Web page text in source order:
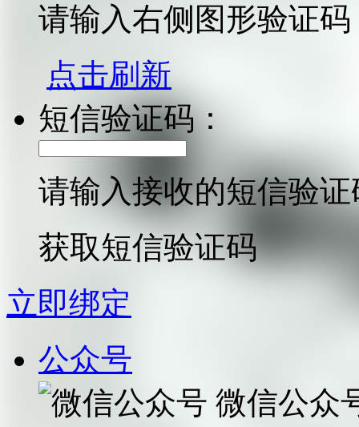
请输入右侧图形验证码
点击刷新
短信验证码：
请输入接收的短信验证
获取短信验证码
立即绑定
公众号
微信公众